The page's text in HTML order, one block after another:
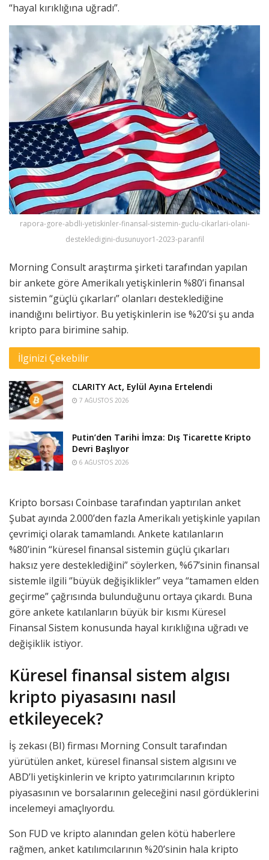
“hayal kırıklığına uğradı”.
rapora-gore-abdli-yetiskinler-finansal-sistemin-guclu-cikarlari-olani-
destekledigini-dusunuyor1-2023-paranfil
Morning Consult araştırma şirketi tarafından yapılan
bir ankete göre Amerikalı yetişkinlerin %80’i finansal
sistemin “güçlü çıkarları” olanları desteklediğine
inandığını belirtiyor. Bu yetişkinlerin ise %20’si şu anda
kripto para birimine sahip.
İlginizi Çekebilir
CLARITY Act, Eylül Ayına Ertelendi
7 AĞUSTOS 2026
Putin’den Tarihi İmza: Dış Ticarette Kripto
Devri Başlıyor
6 AĞUSTOS 2026
Kripto borsası Coinbase tarafından yaptırılan anket
Şubat ayında 2.000’den fazla Amerikalı yetişkinle yapılan
çevrimiçi olarak tamamlandı. Ankete katılanların
%80’inin “küresel finansal sistemin güçlü çıkarları
haksız yere desteklediğini” söylerken, %67’sinin finansal
sistemle ilgili ‘’büyük değişiklikler” veya “tamamen elden
geçirme” çağrısında bulunduğunu ortaya çıkardı. Buna
göre ankete katılanların büyük bir kısmı Küresel
Finansal Sistem konusunda hayal kırıklığına uğradı ve
değişiklik istiyor.
Küresel finansal sistem algısı
kripto piyasasını nasıl
etkileyecek?
İş zekası (BI) firması Morning Consult tarafından
yürütülen anket, küresel finansal sistem algısını ve
ABD’li yetişkinlerin ve kripto yatırımcılarının kripto
piyasasının ve borsalarının geleceğini nasıl gördüklerini
incelemeyi amaçlıyordu.
Son FUD ve kripto alanından gelen kötü haberlere
rağmen, anket katılımcılarının %20’sinin hala kripto